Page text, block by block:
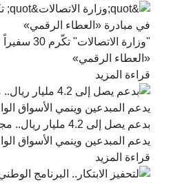
«العطاء الرقمي»
قراءة المزيد
بدعم يصل إلى 4.2
يدعم المبدعين وينمي الأسواق
قراءة المزيد